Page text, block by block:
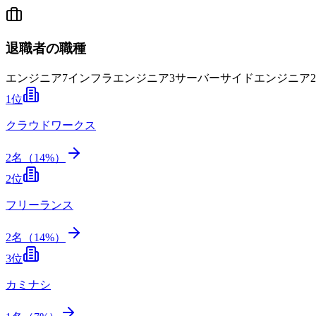
退職者の職種
エンジニア7インフラエンジニア3サーバーサイドエンジニア2
1位
クラウドワークス
2名（14%）
2位
フリーランス
2名（14%）
3位
カミナシ